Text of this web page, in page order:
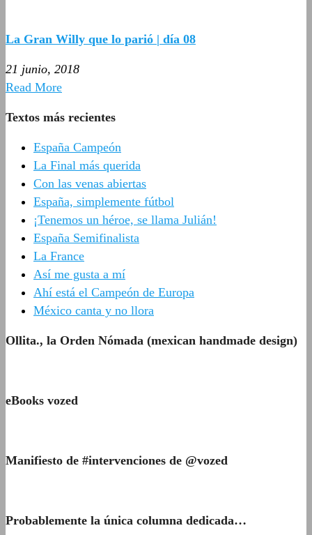
La Gran Willy que lo parió | día 08
21 junio, 2018
Read More
Textos más recientes
España Campeón
La Final más querida
Con las venas abiertas
España, simplemente fútbol
¡Tenemos un héroe, se llama Julián!
España Semifinalista
La France
Así me gusta a mí
Ahí está el Campeón de Europa
México canta y no llora
Ollita., la Orden Nómada (mexican handmade design)
eBooks vozed
Manifiesto de #intervenciones de @vozed
Probablemente la única columna dedicada…